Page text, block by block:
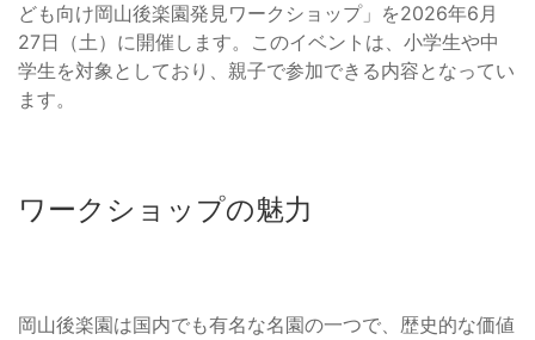
ども向け岡山後楽園発見ワークショップ」を2026年6月
27日（土）に開催します。このイベントは、小学生や中
学生を対象としており、親子で参加できる内容となってい
ます。
ワークショップの魅力
岡山後楽園は国内でも有名な名園の一つで、歴史的な価値